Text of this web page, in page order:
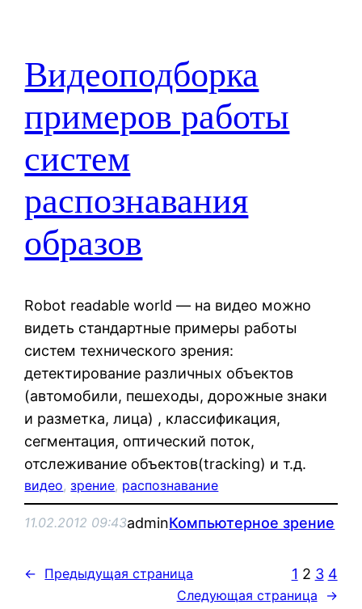
Видеоподборка
примеров работы
систем
распознавания
образов
Robot readable world — на видео можно
видеть стандартные примеры работы
систем технического зрения:
детектирование различных объектов
(автомобили, пешеходы, дорожные знаки
и разметка, лица) , классификация,
сегментация, оптический поток,
отслеживание объектов(tracking) и т.д.
видео, зрение, распознавание
11.02.2012 09:43adminКомпьютерное зрение
← Предыдущая страница 1 2 3 4
Следующая страница →